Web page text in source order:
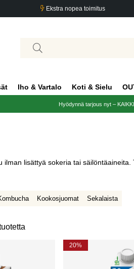
Ekstra nopea toimitus
Iho & Vartalo Koti & Sielu
Hyödynnä tarjous nyt –
lisättyä sokeria tai
Kookosjuomat Sekalaista
20%